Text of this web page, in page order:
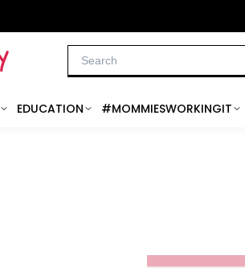
EDUCATION #MOMMIESWORKINGIT